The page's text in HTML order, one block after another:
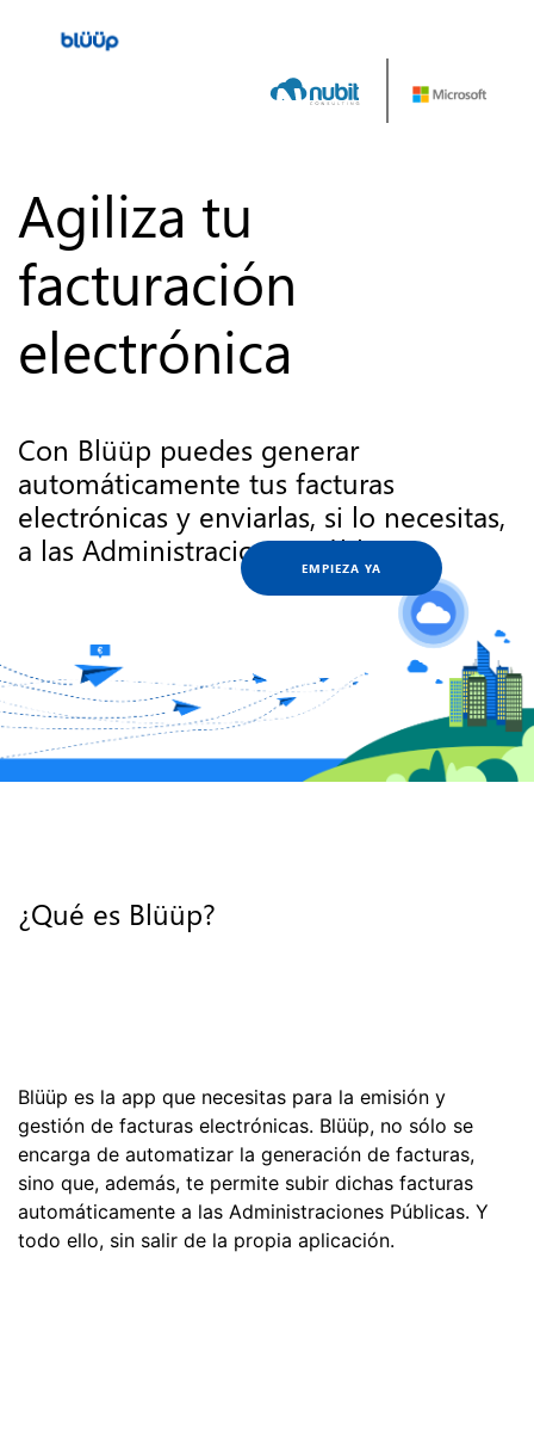
Agiliza tu
facturación
electrónica
Con Blüüp puedes generar
automáticamente tus facturas
electrónicas y enviarlas, si lo necesitas,
a las Administraciones Públicas
EMPIEZA YA
¿Qué es Blüüp?
Blüüp es la app que necesitas para la emisión y
gestión de facturas electrónicas. Blüüp, no sólo se
encarga de automatizar la generación de facturas,
sino que, además, te permite subir dichas facturas
automáticamente a las Administraciones Públicas. Y
todo ello, sin salir de la propia aplicación.